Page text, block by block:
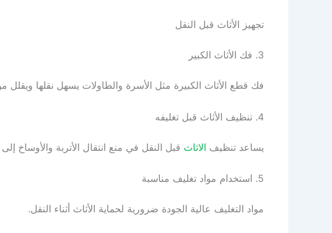
تجهيز الأثاث قبل النقل
3. فك الأثاث الكبير
فك قطع الأثاث الكبيرة مثل الأسرة والطاولات يسهل نقلها ويقلل
4. تنظيف الأثاث قبل تغليفه
يساعد تنظيف الاثاث قبل النقل في منع انتقال الأتربة والأوساخ
5. استخدام مواد تغليف مناسبة
مواد التغليف عالية الجودة ضرورية لحماية الأثاث أثناء النقل.